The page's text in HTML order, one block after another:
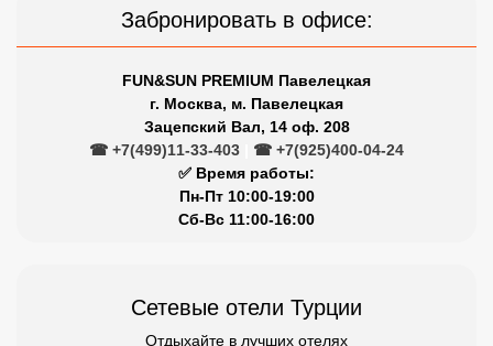
Сетевые отели Турции
Отдыхайте в лучших отелях
Titanic
Justiniano Gloria